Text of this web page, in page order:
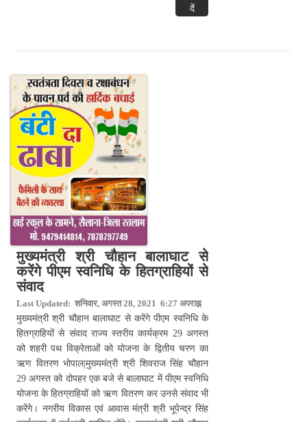
दें
मुख्यमंत्री श्री चौहान बालाघाट से
करेंगे पीएम स्वनिधि के हितग्राहियों से
संवाद
Last Updated: शनिवार, अगस्त 28, 2021 6:27 अपराह्न
मुख्यमंत्री श्री चौहान बालाघाट से करेंगे पीएम स्वनिधि के
हितग्राहियों से संवाद राज्य स्तरीय कार्यक्रम 29 अगस्त
को शहरी पथ विक्रेताओं को योजना के द्वितीय चरण का
ऋण वितरण भोपाल|मुख्यमंत्री श्री शिवराज सिंह चौहान
29 अगस्त को दोपहर एक बजे से बालाघाट में पीएम स्वनिधि
योजना के हितग्राहियों को ऋण वितरण कर उनसे संवाद भी
करेंगे। नगरीय विकास एवं आवास मंत्री श्री भूपेन्द्र सिंह